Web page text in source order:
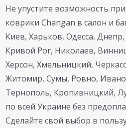
Не упустите возможность
коврики Changan в салон и
Киев, Харьков, Одесса,
Кривой Рог, Николаев,
Херсон, Хмельницкий,
Житомир, Сумы, Ровно,
Тернополь, Кропивницкий,
по всей Украине без
Сделайте свой выбор в